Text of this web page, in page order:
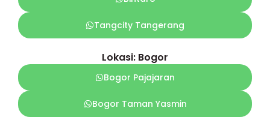
Tangcity Tangerang
Lokasi: Bogor
Bogor Pajajaran
Bogor Taman Yasmin